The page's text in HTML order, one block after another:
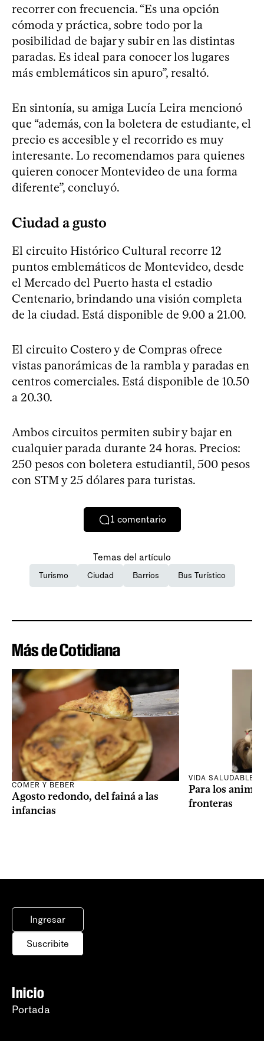
recorrer con frecuencia. “Es una opción
cómoda y práctica, sobre todo por la
posibilidad de bajar y subir en las distintas
paradas. Es ideal para conocer los lugares
más emblemáticos sin apuro”, resaltó.
En sintonía, su amiga Lucía Leira mencionó
que “además, con la boletera de estudiante, el
precio es accesible y el recorrido es muy
interesante. Lo recomendamos para quienes
quieren conocer Montevideo de una forma
diferente”, concluyó.
Ciudad a gusto
El circuito Histórico Cultural recorre 12
puntos emblemáticos de Montevideo, desde
el Mercado del Puerto hasta el estadio
Centenario, brindando una visión completa
de la ciudad. Está disponible de 9.00 a 21.00.
El circuito Costero y de Compras ofrece
vistas panorámicas de la rambla y paradas en
centros comerciales. Está disponible de 10.50
a 20.30.
Ambos circuitos permiten subir y bajar en
cualquier parada durante 24 horas. Precios:
250 pesos con boletera estudiantil, 500 pesos
con STM y 25 dólares para turistas.
1 comentario
Temas del artículo
Turismo Ciudad Barrios Bus Turístico
Más de Cotidiana
COMER Y BEBER
Agosto redondo, del fainá a las
infancias
VIDA SALUDABLE
Para los
fronteras
Ingresar
Suscribite
Inicio
Portada